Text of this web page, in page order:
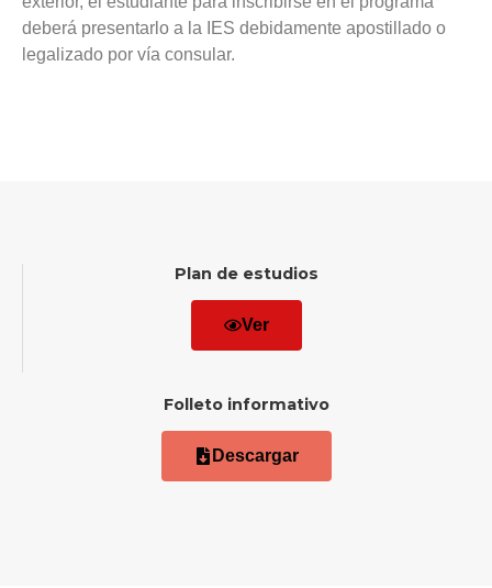
deberá presentarlo a la IES debidamente apostillado o
legalizado por vía consular.
Plan de estudios
Ver
Folleto informativo
Descargar